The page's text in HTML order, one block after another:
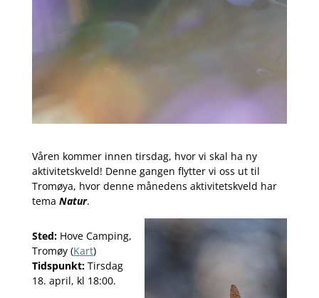
Våren kommer innen tirsdag, hvor vi skal ha ny
aktivitetskveld! Denne gangen flytter vi oss ut til
Tromøya, hvor denne månedens aktivitetskveld har
tema Natur.
Sted:Hove Camping,
Tromøy (Kart)
Tidspunkt:Tirsdag
18. april, kl 18:00.